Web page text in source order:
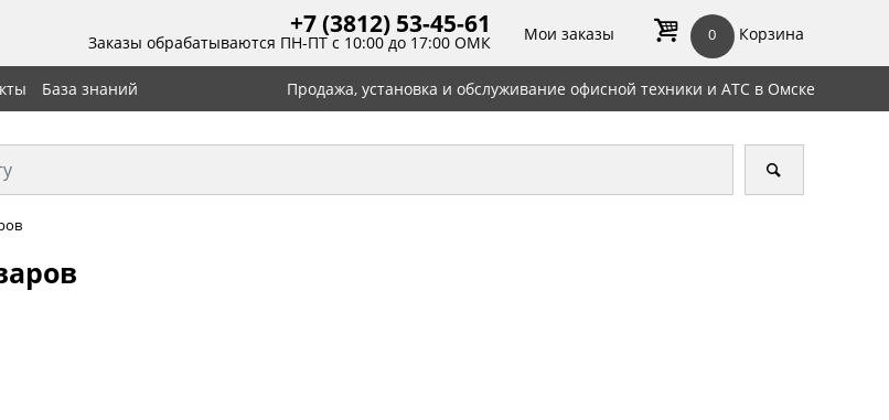
+7 (3812) 53-45-61
Заказы обрабатываются ПН-ПТ с 10:00 до 17:00 ОМК Мои заказы 0 Корзина
База знаний Продажа, установка и обслуживание офисной техники и АТС в Омске